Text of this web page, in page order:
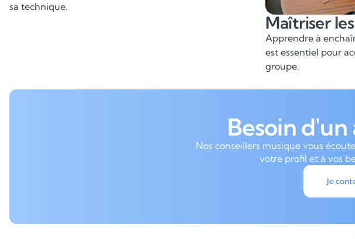
sa technique.
Maîtriser
Apprendre à
est essentiel pour
groupe.
Besoin
Nos conseillers musique vous
votre profil et à vos
Je